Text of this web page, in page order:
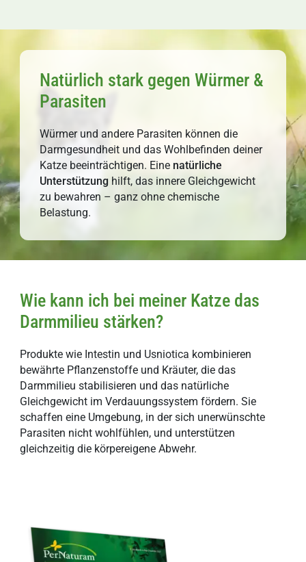
Natürlich stark gegen Würmer &
Parasiten
Würmer und andere Parasiten können die
Darmgesundheit und das Wohlbefinden deiner
Katze beeinträchtigen. Eine natürliche
Unterstützung hilft, das innere Gleichgewicht
zu bewahren – ganz ohne chemische
Belastung.
Wie kann ich bei meiner Katze das
Darmmilieu stärken?
Produkte wie Intestin und Usniotica kombinieren
bewährte Pflanzenstoffe und Kräuter, die das
Darmmilieu stabilisieren und das natürliche
Gleichgewicht im Verdauungssystem fördern. Sie
schaffen eine Umgebung, in der sich unerwünschte
Parasiten nicht wohlfühlen, und unterstützen
gleichzeitig die körpereigene Abwehr.